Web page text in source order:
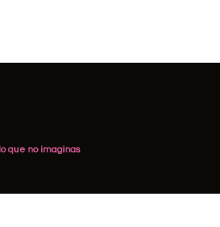
que no imaginas